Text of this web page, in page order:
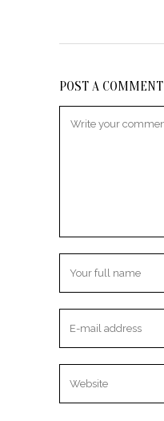
POST A COMMENT